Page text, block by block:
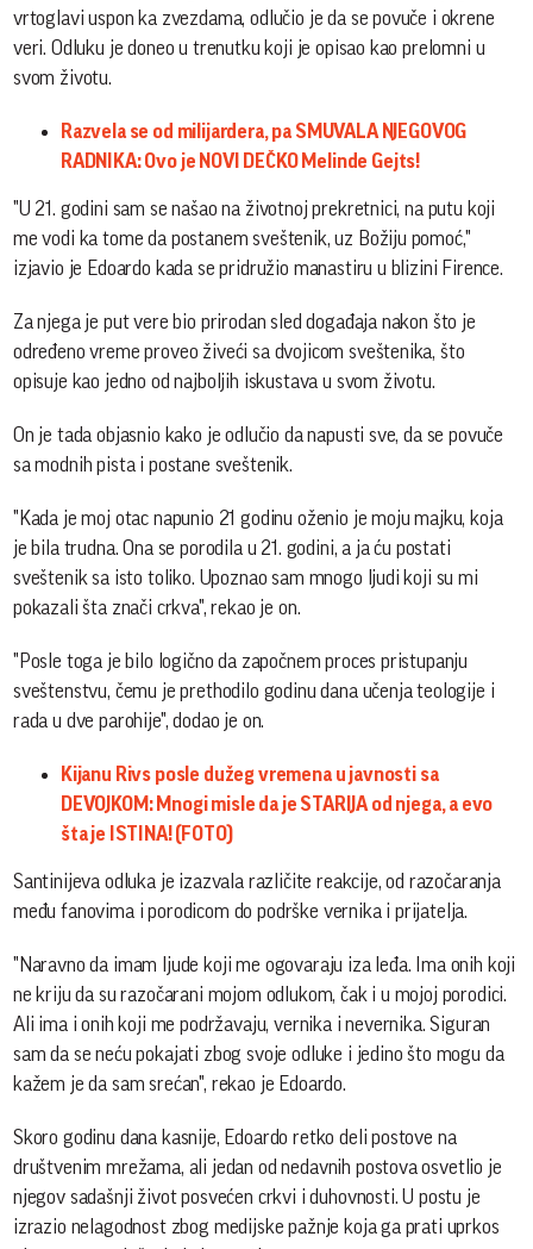
vrtoglavi uspon ka zvezdama, odlučio je da se povuče i okrene
veri. Odluku je doneo u trenutku koji je opisao kao prelomni u
svom životu.
Razvela se od milijardera, pa SMUVALA NJEGOVOG
RADNIKA: Ovo je NOVI DEČKO Melinde Gejts!
"U 21. godini sam se našao na životnoj prekretnici, na putu koji
me vodi ka tome da postanem sveštenik, uz Božiju pomoć,"
izjavio je Edoardo kada se pridružio manastiru u blizini Firence.
Za njega je put vere bio prirodan sled događaja nakon što je
određeno vreme proveo živeći sa dvojicom sveštenika, što
opisuje kao jedno od najboljih iskustava u svom životu.
On je tada objasnio kako je odlučio da napusti sve, da se povuče
sa modnih pista i postane sveštenik.
"Kada je moj otac napunio 21 godinu oženio je moju majku, koja
je bila trudna. Ona se porodila u 21. godini, a ja ću postati
sveštenik sa isto toliko. Upoznao sam mnogo ljudi koji su mi
pokazali šta znači crkva", rekao je on.
"Posle toga je bilo logično da započnem proces pristupanju
sveštenstvu, čemu je prethodilo godinu dana učenja teologije i
rada u dve parohije", dodao je on.
Kijanu Rivs posle dužeg vremena u javnosti sa
DEVOJKOM: Mnogi misle da je STARIJA od njega, a evo
šta je ISTINA! (FOTO)
Santinijeva odluka je izazvala različite reakcije, od razočaranja
među fanovima i porodicom do podrške vernika i prijatelja.
"Naravno da imam ljude koji me ogovaraju iza leđa. Ima onih koji
ne kriju da su razočarani mojom odlukom, čak i u mojoj porodici.
Ali ima i onih koji me podržavaju, vernika i nevernika. Siguran
sam da se neću pokajati zbog svoje odluke i jedino što mogu da
kažem je da sam srećan", rekao je Edoardo.
Skoro godinu dana kasnije, Edoardo retko deli postove na
društvenim mrežama, ali jedan od nedavnih postova osvetlio je
njegov sadašnji život posvećen crkvi i duhovnosti. U postu je
izrazio nelagodnost zbog medijske pažnje koja ga prati uprkos